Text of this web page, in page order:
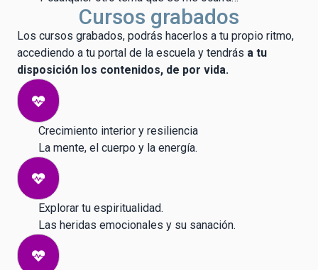
Cursos grabados
Los cursos grabados, podrás hacerlos a tu propio ritmo,
accediendo a tu portal de la escuela y tendrás a tu
disposición los contenidos, de por vida.
Crecimiento interior y resiliencia
La mente, el cuerpo y la energía.
Explorar tu espiritualidad.
Las heridas emocionales y su sanación.